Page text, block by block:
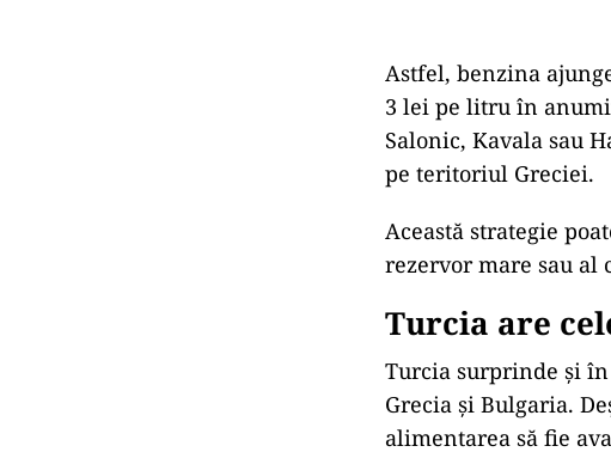
Astfel, benzina
3 lei pe litru în
Salonic, Kavala sau
pe teritoriul Greciei.
Această strategie
rezervor mare sau al
Turcia are
Turcia surprinde și
Grecia și Bulgaria.
alimentarea să fie